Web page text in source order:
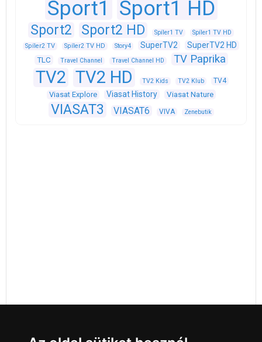
Sport1 Sport1 HD
Sport2 Sport2 HD Spíler1 TV
Spíler1 TV HD
Spíler2 TV
Spíler2 TV HD Story4 SuperTV2 SuperTV2 HD
TLC Travel Channel Travel Channel HD TV Paprika
TV2 TV2 HD TV2 Kids TV2 Klub TV4
Viasat Explore Viasat History Viasat Nature
VIASAT3 VIASAT6 VIVA Zenebutik